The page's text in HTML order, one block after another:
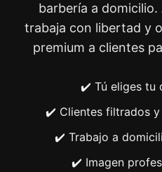
barbería a
trabaja con libertad y
premium a clientes
✔️ Tú eliges tu
✔️ Clientes filtrados
✔️ Trabajo a
✔️ Imagen